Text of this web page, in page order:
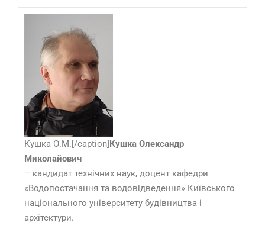
Кушка О.М.[/caption]Кушка Олександр
Миколайович
– кандидат технічних наук, доцент кафедри
«Водопостачання та водовідведення» Київського
національного університету будівництва і
архітектури.